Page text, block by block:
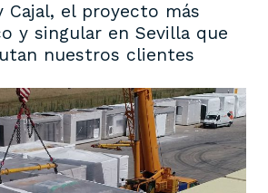
Cajal, el proyecto más
y singular en Sevilla que
nuestros clientes